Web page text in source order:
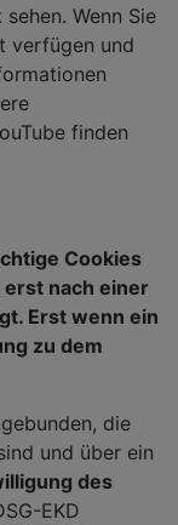
Wenn Sie
verfügen und
finden
Cookies
nach einer
Erst wenn ein
zu dem
die
und über ein
des
EKD